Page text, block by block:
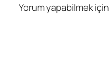
Yorum yapabilmek için